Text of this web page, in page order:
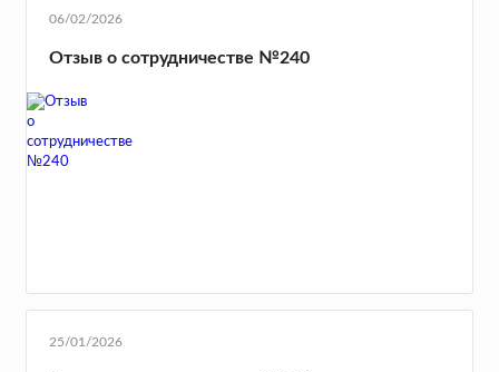
06/02/2026
Отзыв о сотрудничестве №240
25/01/2026